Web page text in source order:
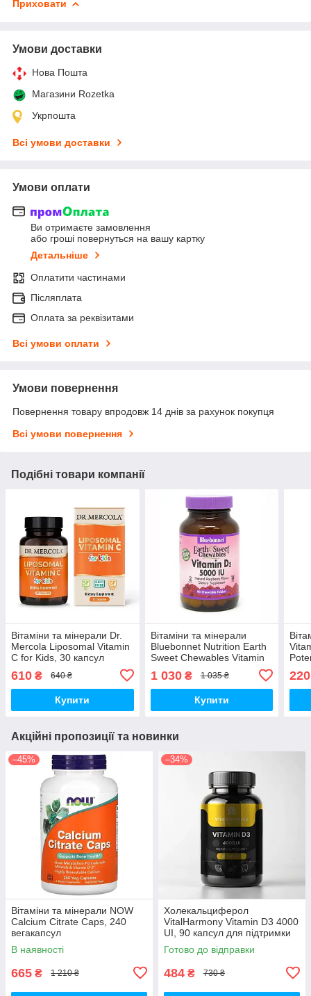
Приховати
Умови доставки
Нова Пошта
Магазини Rozetka
Укрпошта
Всі умови доставки
Умови оплати
Ви отримаєте замовлення
або гроші повернуться на вашу картку
Детальніше
Оплатити частинами
Післяплата
Оплата за реквізитами
Всі умови оплати
Умови повернення
Повернення товару впродовж 14 днів за рахунок покупця
Всі умови повернення
Подібні товари компанії
Вітаміни та мінерали Dr.
Mercola Liposomal Vitamin
C for Kids, 30 капсул
610 ₴ 640 ₴
Купити
Вітаміни та мінерали
Bluebonnet Nutrition Earth
Sweet Chewables Vitamin
D3 5000 IU, 90 жувальних
таблеток
1 030₴ 1 035 ₴
Купити
220
Акційні пропозиції та новинки
–45%
Вітаміни та мінерали NOW
Calcium Citrate Caps, 240
вегакапсул
В наявності
665 ₴ 1 210 ₴
–34%
Холекальциферол
VitalHarmony Vitamin D3 4000
UI, 90 капсул для підтримки
імунної системи
Готово до відправки
484 ₴ 730 ₴